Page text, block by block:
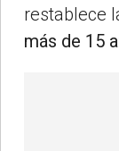
restablece
más de 15